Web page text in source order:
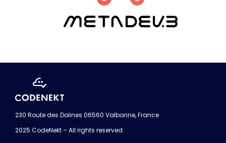
230 Route des Dolines 06560 Valbonne, France
2025 CodeNekt – All rights reserved